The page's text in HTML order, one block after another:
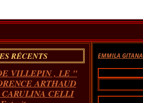
RÉCENTS
VILLEPIN , LE "
ARTHAUD
CELLI
EMMILA GITANA